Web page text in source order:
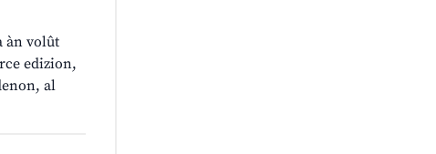
àn volût
edizion,
al